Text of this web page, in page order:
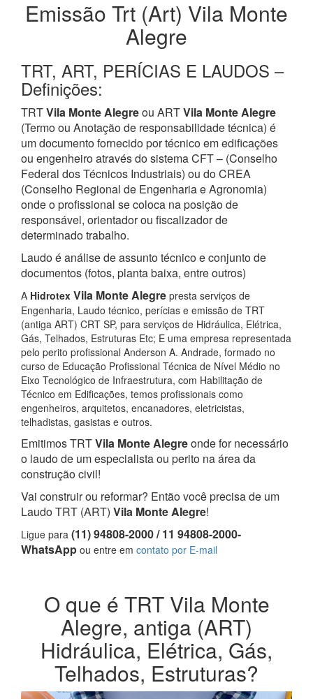
Emissão Trt (Art) Vila Monte
Alegre
TRT, ART, PERÍCIAS E LAUDOS –
Definições:
TRTVila Monte Alegreou ARTVila Monte Alegre
(Termo ou Anotação de responsabilidade técnica) é
um documento fornecido por técnico em edificações
ou engenheiro através do sistema CFT – (Conselho
Federal dos Técnicos Industriais) ou do CREA
(Conselho Regional de Engenharia e Agronomia)
onde o profissional se coloca na posição de
responsável, orientador ou fiscalizador de
determinado trabalho.
Laudo é análise de assunto técnico e conjunto de
documentos (fotos, planta baixa, entre outros)
A Hidrotex Vila Monte Alegre presta serviços de
Engenharia, Laudo técnico, perícias e emissão de TRT
(antiga ART) CRT SP, para serviços de Hidráulica, Elétrica,
Gás, Telhados, Estruturas Etc; E uma empresa representada
pelo perito profissional Anderson A. Andrade, formado no
curso de Educação Profissional Técnica de Nível Médio no
Eixo Tecnológico de Infraestrutura, com Habilitação de
Técnico em Edificações, temos profissionais como
engenheiros, arquitetos, encanadores, eletricistas,
telhadistas, gasistas e outros.
Emitimos TRTVila Monte Alegreonde for necessário
o laudo de um especialista ou perito na área da
construção civil!
Vai construir ou reformar? Então você precisa de um
Laudo TRT (ART) Vila Monte Alegre!
Ligue para (11) 94808-2000 / 11 94808-2000-
WhatsApp ou entre em contato por E-mail
O que é TRT Vila Monte
Alegre, antiga (ART)
Hidráulica, Elétrica, Gás,
Telhados, Estruturas?